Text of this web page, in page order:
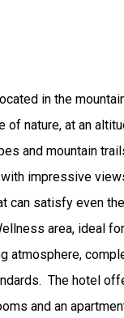
in the
of nature, at an
and mountain
impressive
can satisfy even
area, ideal
atmosphere,
The hotel
and an